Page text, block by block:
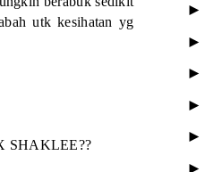
utk kesihatan yg
SHAKLEE??
►
►
►
►
►
►